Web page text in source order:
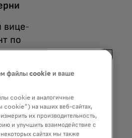
вице-
по
файлы cookie и ваше
cookie и аналогичные
cookie") на наших веб-сайтах,
их производительность,
и улучшить взаимодействие с
сайтах мы также